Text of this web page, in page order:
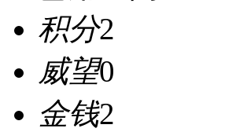
积分2
威望0
金钱2